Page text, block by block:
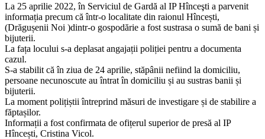
La 25 aprilie 2022, în Serviciul de Gardă al IP Hînceşti a parvenit
informația precum că într-o localitate din raionul Hîncești,
(Drăgușenii Noi )dintr-o gospodărie a fost sustrasa o sumă de bani și
bijuterii.
La fața locului s-a deplasat angajații poliției pentru a documenta
cazul.
S-a stabilit că în ziua de 24 aprilie, stăpânii nefiind la domiciliu,
persoane necunoscute au întrat în domiciliu și au sustras banii și
bijuterii.
La moment polițiștii întreprind măsuri de investigare și de stabilire a
făptașilor.
Informații a fost confirmata de ofițerul superior de presă al IP
Hîncești, Cristina Vicol.